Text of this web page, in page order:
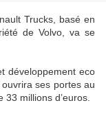
Trucks, basé en
de Volvo, va se
développement eco
ses portes au
millions d’euros.